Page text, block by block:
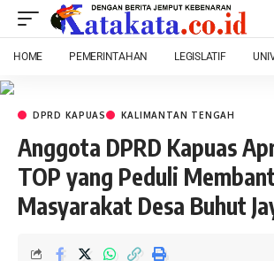
HOME PEMERINTAHAN LEGISLATIF
DPRD KAPUAS KALIMANTAN TENGAH
Anggota DPRD Kapuas
TOP yang Peduli
Masyarakat Desa Buhut